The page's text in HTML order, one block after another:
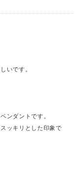
いです。
ンダントです。
ッキリとした印象で